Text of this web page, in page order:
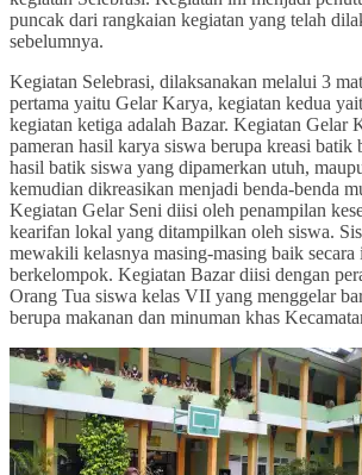
puncak dari rangkaian kegiatan yang telah
sebelumnya.
Kegiatan Selebrasi, dilaksanakan melalui 3
pertama yaitu Gelar Karya, kegiatan kedua
kegiatan ketiga adalah Bazar. Kegiatan Gelar
pameran hasil karya siswa berupa kreasi batik
hasil batik siswa yang dipamerkan utuh,
kemudian dikreasikan menjadi benda-benda
Kegiatan Gelar Seni diisi oleh penampilan
kearifan lokal yang ditampilkan oleh siswa.
mewakili kelasnya masing-masing baik
berkelompok. Kegiatan Bazar diisi dengan
Orang Tua siswa kelas VII yang menggelar
berupa makanan dan minuman khas